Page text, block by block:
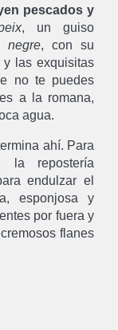
pescados y
, un guiso
negre, con su
las exquisitas
no te puedes
a la romana,
agua.
ahí. Para
la repostería
endulzar el
esponjosa y
por fuera y
flanes